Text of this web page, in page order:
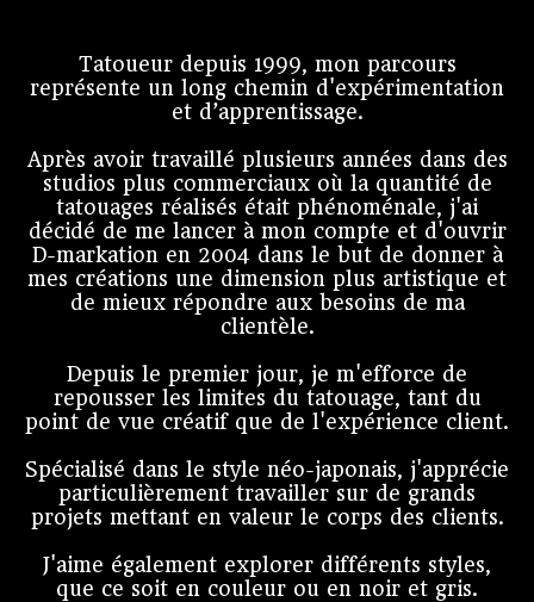
Tatoueur depuis 1999, mon parcours
représente un long chemin d'expérimentation
et d’apprentissage.
Après avoir travaillé plusieurs années dans des
studios plus commerciaux où la quantité de
tatouages réalisés était phénoménale, j'ai
décidé de me lancer à mon compte et d'ouvrir
D-markation en 2004 dans le but de donner à
mes créations une dimension plus artistique et
de mieux répondre aux besoins de ma
clientèle.
Depuis le premier jour, je m'efforce de
repousser les limites du tatouage, tant du
point de vue créatif que de l'expérience client.
Spécialisé dans le style néo-japonais, j'apprécie
particulièrement travailler sur de grands
projets mettant en valeur le corps des clients.
J'aime également explorer différents styles,
que ce soit en couleur ou en noir et gris.